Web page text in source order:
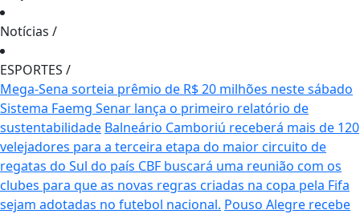
Notícias /
ESPORTES /
Mega-Sena sorteia prêmio de R$ 20 milhões neste sábado
Sistema Faemg Senar lança o primeiro relatório de
sustentabilidade Balneário Camboriú receberá mais de 120
velejadores para a terceira etapa do maior circuito de
regatas do Sul do país CBF buscará uma reunião com os
clubes para que as novas regras criadas na copa pela Fifa
sejam adotadas no futebol nacional. Pouso Alegre recebe